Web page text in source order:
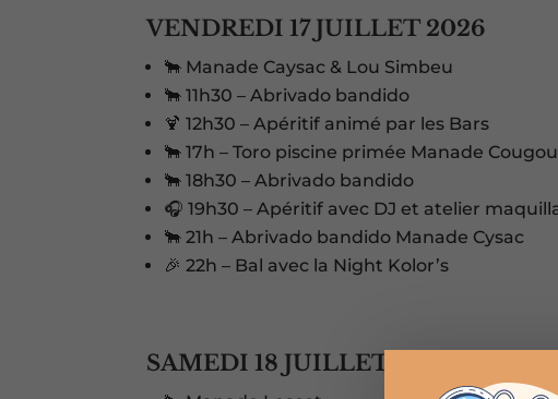
VENDREDI 17 JUILLET 2026
🐂 Manade Caysac & Lou Simbeu
🐂 11h30 – Abrivado bandido
🍹 12h30 – Apéritif animé par les Bars
🐂 17h – Toro piscine primée Manade
🐂 18h30 – Abrivado bandido
🎧 19h30 – Apéritif avec DJ et atelier
🐂 21h – Abrivado bandido Manade Cysac
🎉 22h – Bal avec la Night Kolor’s
SAMEDI 18 JUILLET 2026